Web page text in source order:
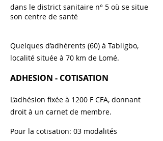
dans le district sanitaire n° 5 où se situe
son centre de santé
Quelques d’adhérents (60) à Tabligbo,
localité située à 70 km de Lomé.
ADHESION - COTISATION
L’adhésion fixée à 1200 F CFA, donnant
droit à un carnet de membre.
Pour la cotisation: 03 modalités